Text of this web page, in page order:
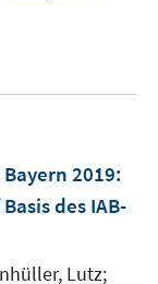
n
u
F
n
t
2019:
des IAB-
Lutz;